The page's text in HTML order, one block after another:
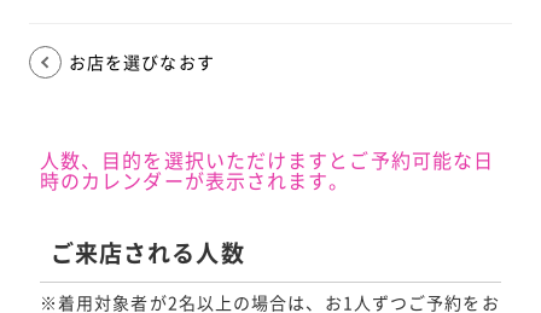
お店を選びなおす
人数、目的を選択いただけますとご予約可能な日
時のカレンダーが表示されます。
ご来店される人数
※着用対象者が2名以上の場合は、お1人ずつご予約をお